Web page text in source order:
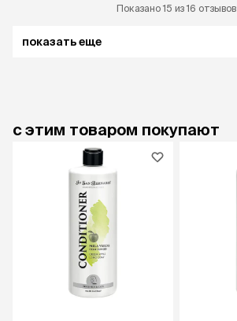
Показано 15 из 16 отзывов
показать еще
с этим товаром покупают